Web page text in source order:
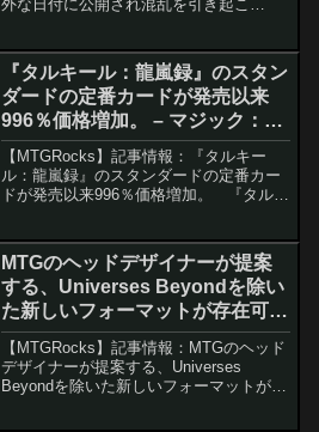
外な日付に公開され混乱を引き起こ
ミアセットです。最近のリークや「An
Offer o...
『タルキール：龍嵐録』のスタン
ダードの定番カードが発売以来
996％価格増加。 – マジック：
ザ・ギャザリング
【MTGRocks】記事情報：『タルキー
ル：龍嵐録』のスタンダードの定番カー
ドが発売以来996％価格増加。 『タルキ
くのプレイヤーが注目するイゼット・果
敢を筆頭に、...
MTGのヘッドデザイナーが提案
する、Universes Beyondを除い
た新しいフォーマットが存在可能
かもしれない。 – マジック：ザ・
ギャザリング
【MTGRocks】記事情報：MTGのヘッド
デザイナーが提案する、Universes
Beyondを除いた新しいフォーマットが存